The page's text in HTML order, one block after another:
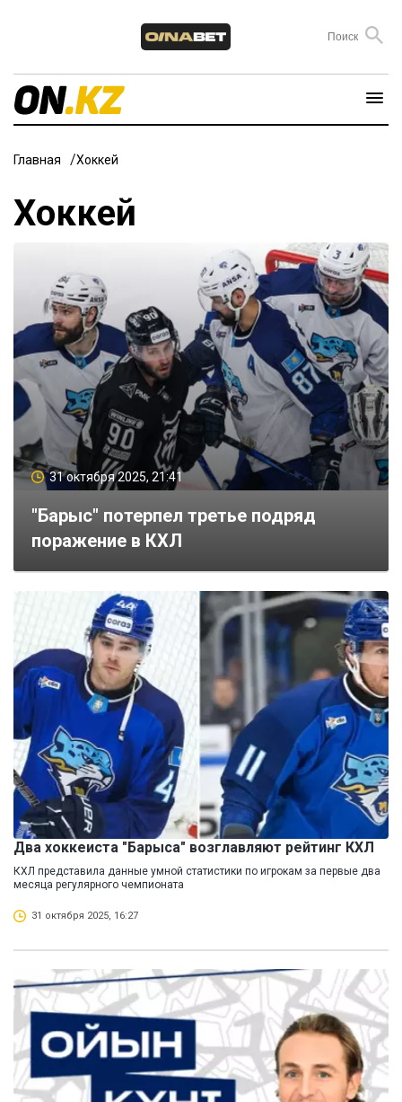
Главная Хоккей
Хоккей
31 октября 2025, 21:41
"Барыс" потерпел третье подряд
поражение в КХЛ
Два хоккеиста "Барыса" возглавляют рейтинг КХЛ
КХЛ представила данные умной статистики по игрокам за первые два
месяца регулярного чемпионата
31 октября 2025, 16:27